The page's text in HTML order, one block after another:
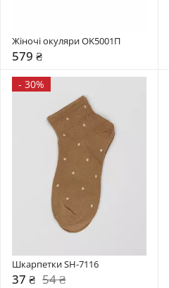
Жіночі окуляри OK5001П
579 ₴
- 30%
Шкарпетки SH-7116
37 ₴ 54 ₴